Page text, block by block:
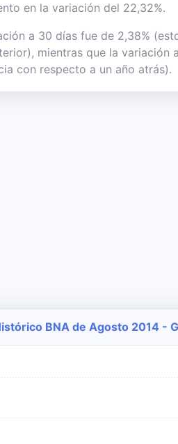
en la variación del 22,32%.
a 30 días fue de 2,38%
mientras que la variación
con respecto a un año atrás).
BNA de Agosto 2014 -